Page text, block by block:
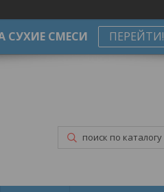
СУХИЕ СМЕСИ ПЕРЕЙТИ!